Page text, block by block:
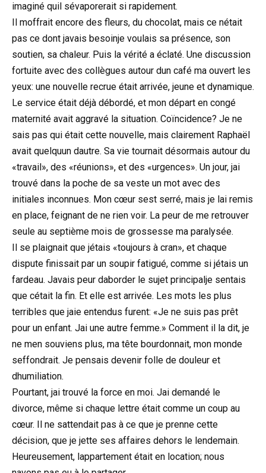
imaginé quil sévaporerait si rapidement.
Il moffrait encore des fleurs, du chocolat, mais ce nétait
pas ce dont javais besoinje voulais sa présence, son
soutien, sa chaleur. Puis la vérité a éclaté. Une discussion
fortuite avec des collègues autour dun café ma ouvert les
yeux: une nouvelle recrue était arrivée, jeune et dynamique.
Le service était déjà débordé, et mon départ en congé
maternité avait aggravé la situation. Coïncidence? Je ne
sais pas qui était cette nouvelle, mais clairement Raphaël
avait quelquun dautre. Sa vie tournait désormais autour du
«travail», des «réunions», et des «urgences». Un jour, jai
trouvé dans la poche de sa veste un mot avec des
initiales inconnues. Mon cœur sest serré, mais je lai remis
en place, feignant de ne rien voir. La peur de me retrouver
seule au septième mois de grossesse ma paralysée.
Il se plaignait que jétais «toujours à cran», et chaque
dispute finissait par un soupir fatigué, comme si jétais un
fardeau. Javais peur daborder le sujet principalje sentais
que cétait la fin. Et elle est arrivée. Les mots les plus
terribles que jaie entendus furent: «Je ne suis pas prêt
pour un enfant. Jai une autre femme.» Comment il la dit, je
ne men souviens plus, ma tête bourdonnait, mon monde
seffondrait. Je pensais devenir folle de douleur et
dhumiliation.
Pourtant, jai trouvé la force en moi. Jai demandé le
divorce, même si chaque lettre était comme un coup au
cœur. Il ne sattendait pas à ce que je prenne cette
décision, que je jette ses affaires dehors le lendemain.
Heureusement, lappartement était en location; nous